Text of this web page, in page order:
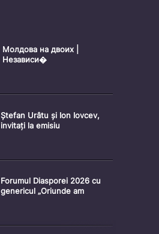
Молдова на двоих |
Независи�
Ștefan Urâtu și Ion Iovcev,
invitați la emisiu
Forumul Diasporei 2026 cu
genericul „Oriunde am